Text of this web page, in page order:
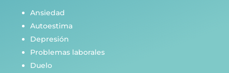
Ansiedad
Autoestima
Depresión
Problemas laborales
Duelo